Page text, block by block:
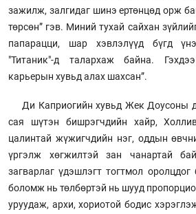
зажилж, залгидаг шинэ ертөнцөд орж
төрсөн” гэв. Миний тухай сайхан
папарацци, шар хэвлэлүүд бүгд
"Титаник"-д талархаж байна.
карьерын хувьд алах шахсан”.
Ди Каприогийн хувьд Жек Доусоны
сая шүтэн бишрэгчдийн хайр,
цалинтай жүжигчдийн нэг, оддын
үргэлж хөгжилтэй зан чанартай
загварлаг үдэшлэгт тогтмол оролцдог
боломж нь төлбөртэй нь шууд
уруудаж, архи, хориотой бодис